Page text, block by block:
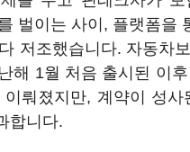
벌이는 사이, 플랫폼을
저조했습니다. 자동차
해 1월 처음 출시된 이
이뤄졌지만, 계약이 성
합니다.